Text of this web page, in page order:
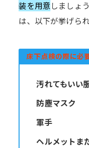
装を用意しましょ
は、以下が挙げられ
床下点検の際に必
汚れてもいい
防塵マスク
軍手
ヘルメットま